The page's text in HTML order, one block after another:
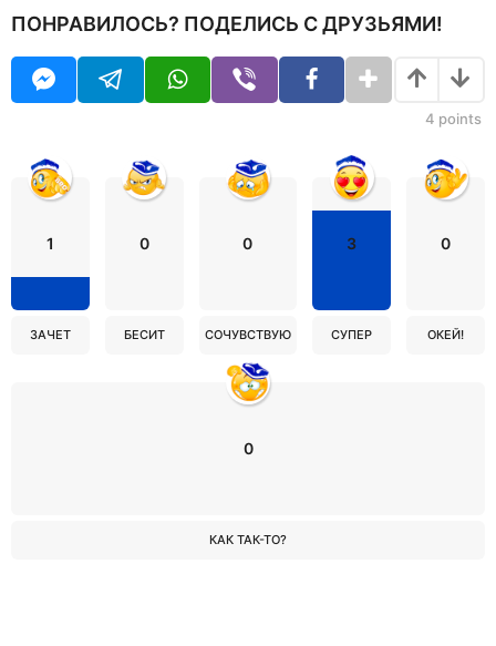
ПОНРАВИЛОСЬ? ПОДЕЛИСЬ С ДРУЗЬЯМИ!
4 points
1
ЗАЧЕТ
0
БЕСИТ
0
СОЧУВСТВУЮ
3
СУПЕР
0
ОКЕЙ!
0
КАК ТАК-ТО?